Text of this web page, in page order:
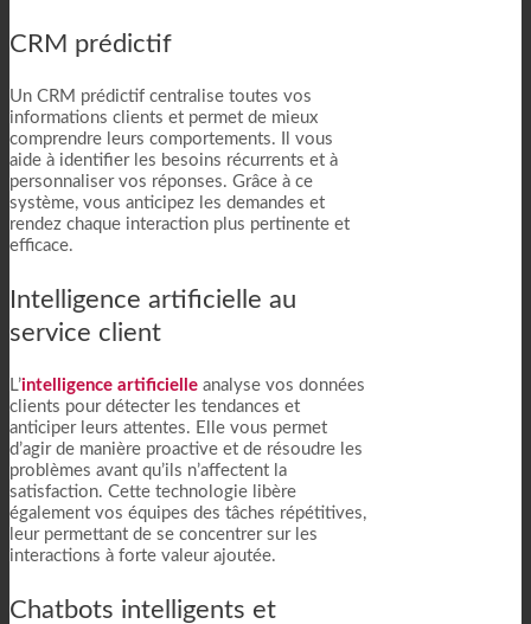
CRM prédictif
Un CRM prédictif centralise toutes vos
informations clients et permet de mieux
comprendre leurs comportements. Il vous
aide à identifier les besoins récurrents et à
personnaliser vos réponses. Grâce à ce
système, vous anticipez les demandes et
rendez chaque interaction plus pertinente et
efficace.
Intelligence artificielle au
service client
L’intelligence artificielle analyse vos données
clients pour détecter les tendances et
anticiper leurs attentes. Elle vous permet
d’agir de manière proactive et de résoudre les
problèmes avant qu’ils n’affectent la
satisfaction. Cette technologie libère
également vos équipes des tâches répétitives,
leur permettant de se concentrer sur les
interactions à forte valeur ajoutée.
Chatbots intelligents et